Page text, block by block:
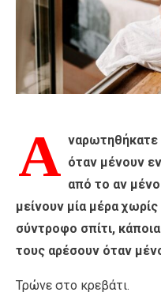
Α ναρωτηθήκατε
όταν μένουν
από το αν
μείνουν μία μέρα
σύντροφο σπίτι,
τους αρέσουν όταν
Τρώνε στο κρεβάτι.